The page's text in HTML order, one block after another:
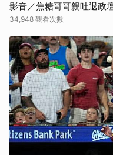
影音／焦糖哥哥親吐退
34,948 觀看次數